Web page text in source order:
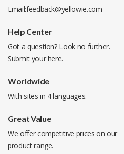
Email:feedback@yellowie.com
Help Center
Got a question? Look no further.
Submit yourhere.
Worldwide
With sites in 4 languages.
Great Value
We offer competitive prices on our
product range.